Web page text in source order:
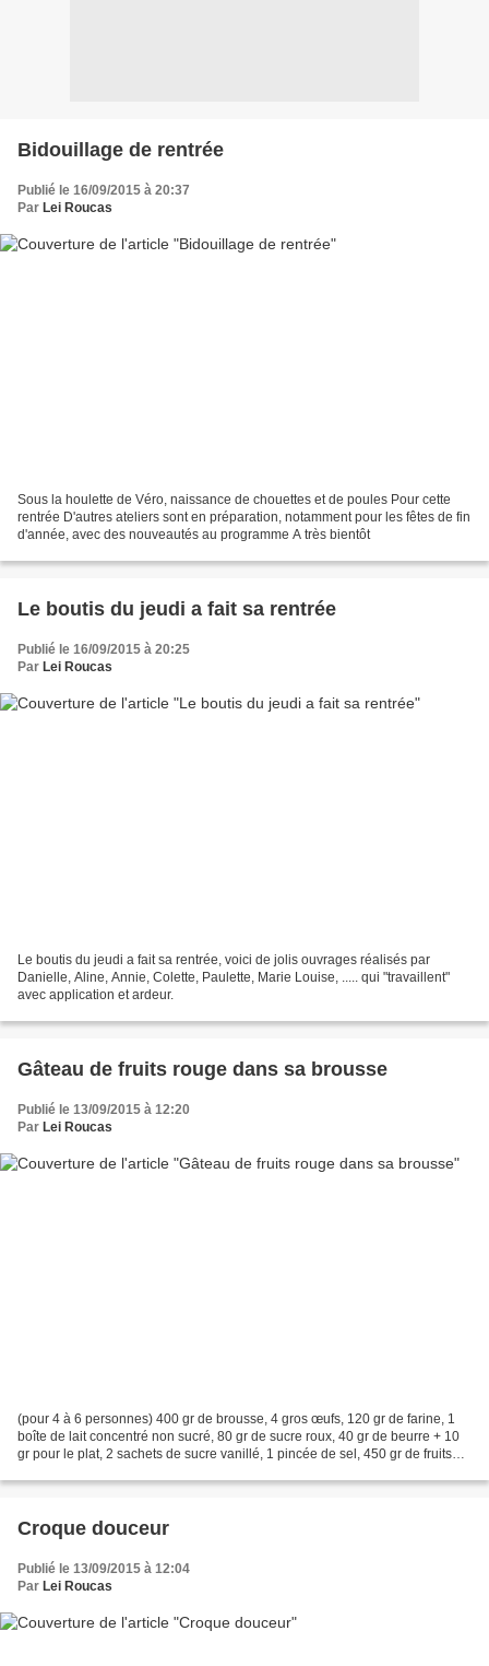
Bidouillage de rentrée
Publié le 16/09/2015 à 20:37
Par Lei Roucas
Sous la houlette de Véro, naissance de chouettes et de poules Pour cette
rentrée D'autres ateliers sont en préparation, notamment pour les fêtes de fin
d'année, avec des nouveautés au programme A très bientôt
Le boutis du jeudi a fait sa rentrée
Publié le 16/09/2015 à 20:25
Par Lei Roucas
Le boutis du jeudi a fait sa rentrée, voici de jolis ouvrages réalisés par
Danielle, Aline, Annie, Colette, Paulette, Marie Louise, ..... qui "travaillent"
avec application et ardeur.
Gâteau de fruits rouge dans sa brousse
Publié le 13/09/2015 à 12:20
Par Lei Roucas
(pour 4 à 6 personnes) 400 gr de brousse, 4 gros œufs, 120 gr de farine, 1
boîte de lait concentré non sucré, 80 gr de sucre roux, 40 gr de beurre + 10
gr pour le plat, 2 sachets de sucre vanillé, 1 pincée de sel, 450 gr de fruits
Croque douceur
Publié le 13/09/2015 à 12:04
Par Lei Roucas